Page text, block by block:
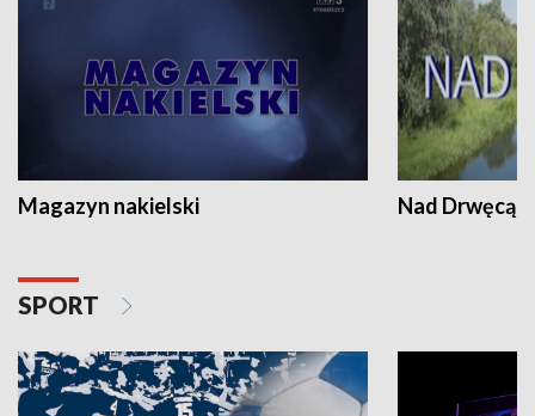
Magazyn nakielski Nad Drwęcą
SPORT